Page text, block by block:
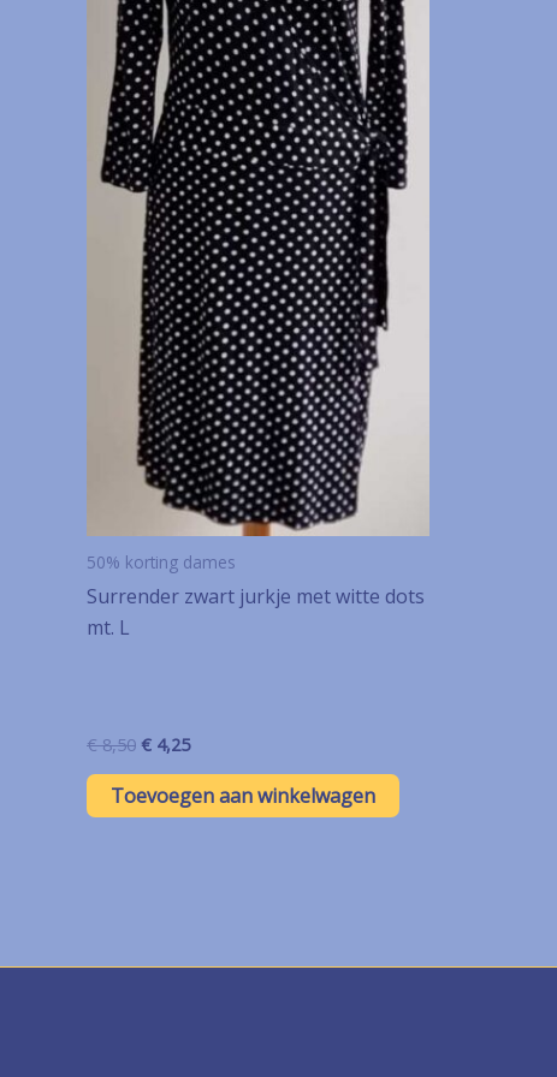
50% korting dames
Surrender zwart jurkje met witte dots
mt. L
€8,50 Oorspronkelijke
was:
€ 8,50.
€ 4,25Huidige
is:
€ 4,25.
Toevoegen aan winkelwagen